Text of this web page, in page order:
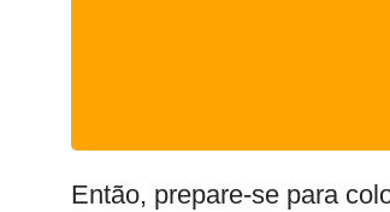
Então, prepare-se para